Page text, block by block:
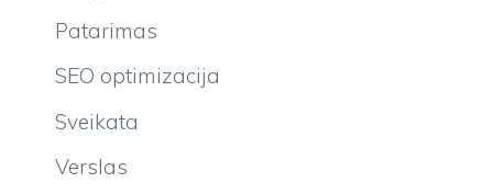
Patarimas
SEO optimizacija
Sveikata
Verslas